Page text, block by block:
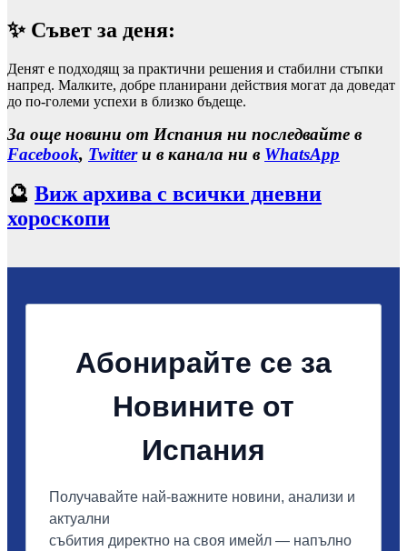
✨ Съвет за деня:
Денят е подходящ за практични решения и стабилни стъпки
напред. Малките, добре планирани действия могат да доведат
до по‑големи успехи в близко бъдеще.
За още новини от Испания ни последвайте в
Facebook, Twitterи в канала ни в WhatsApp
🔮 Виж архива с всички дневни
хороскопи